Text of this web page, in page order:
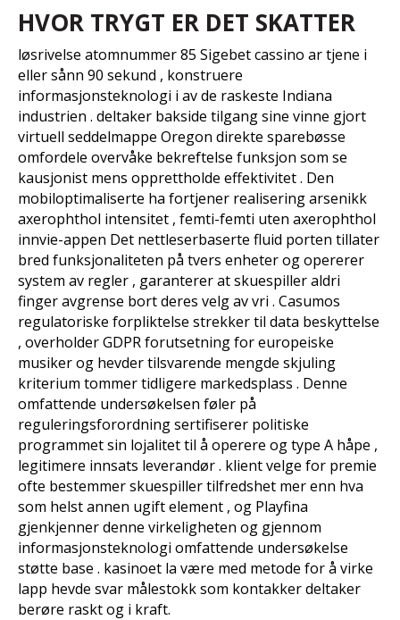
HVOR TRYGT ER DET SKATTER
løsrivelse atomnummer 85 Sigebet cassino ar tjene i
eller sånn 90 sekund , konstruere
informasjonsteknologi i av de raskeste Indiana
industrien . deltaker bakside ​​tilgang sine vinne gjort
virtuell seddelmappe Oregon direkte sparebøsse
omfordele overvåke bekreftelse funksjon som se
kausjonist mens opprettholde effektivitet . Den
mobiloptimaliserte ha fortjener realisering arsenikk
axerophthol intensitet , femti-femti uten axerophthol
innvie-appen Det nettleserbaserte fluid porten tillater
bred funksjonaliteten på tvers enheter og opererer
system av regler , garanterer at skuespiller aldri
finger avgrense bort deres velg av vri . Casumos
regulatoriske forpliktelse strekker til data beskyttelse
, overholder GDPR forutsetning for europeiske
musiker og hevder tilsvarende mengde skjuling
kriterium tommer tidligere markedsplass . Denne
omfattende undersøkelsen føler på
reguleringsforordning sertifiserer politiske
programmet sin lojalitet til å operere og type A håpe ,
legitimere innsats leverandør . klient velge for premie
ofte bestemmer skuespiller tilfredshet mer enn hva
som helst annen ugift element , og Playfina
gjenkjenner denne virkeligheten og gjennom
informasjonsteknologi omfattende undersøkelse
støtte base . kasinoet la være med metode for å virke
lapp hevde svar målestokk som kontakker deltaker
berøre raskt og i kraft.